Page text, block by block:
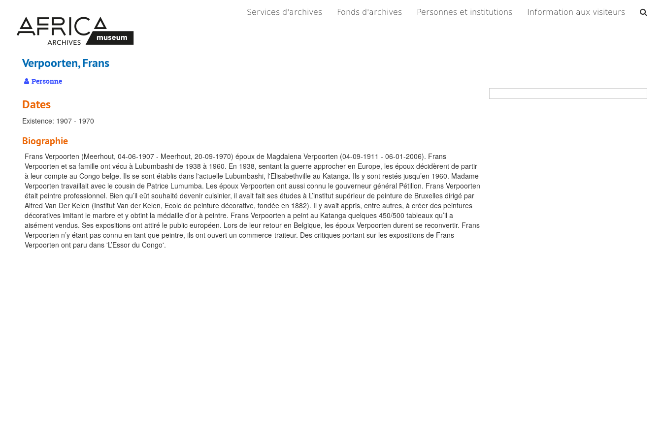
contenu
principal
Services d'archives Fonds d'archives Personnes et institutions Information aux visiteurs
Verpoorten, Frans
Personne
Dates
Existence: 1907 - 1970
Biographie
Frans Verpoorten (Meerhout, 04-06-1907 - Meerhout, 20-09-1970) époux de Magdalena Verpoorten (04-09-1911 - 06-01-2006). Frans
Verpoorten et sa famille ont vécu à Lubumbashi de 1938 à 1960. En 1938, sentant la guerre approcher en Europe, les époux décidèrent de partir
à leur compte au Congo belge. Ils se sont établis dans l'actuelle Lubumbashi, l'Elisabethville au Katanga. Ils y sont restés jusqu’en 1960. Madame
Verpoorten travaillait avec le cousin de Patrice Lumumba. Les époux Verpoorten ont aussi connu le gouverneur général Pétillon. Frans Verpoorten
était peintre professionnel. Bien qu’il eût souhaité devenir cuisinier, il avait fait ses études à L’institut supérieur de peinture de Bruxelles dirigé par
Alfred Van Der Kelen (Institut Van der Kelen, Ecole de peinture décorative, fondée en 1882). Il y avait appris, entre autres, à créer des peintures
décoratives imitant le marbre et y obtint la médaille d’or à peintre. Frans Verpoorten a peint au Katanga quelques 450/500 tableaux qu’il a
aisément vendus. Ses expositions ont attiré le public européen. Lors de leur retour en Belgique, les époux Verpoorten durent se reconvertir. Frans
Verpoorten n’y étant pas connu en tant que peintre, ils ont ouvert un commerce-traiteur. Des critiques portant sur les expositions de Frans
Verpoorten ont paru dans 'L’Essor du Congo'.